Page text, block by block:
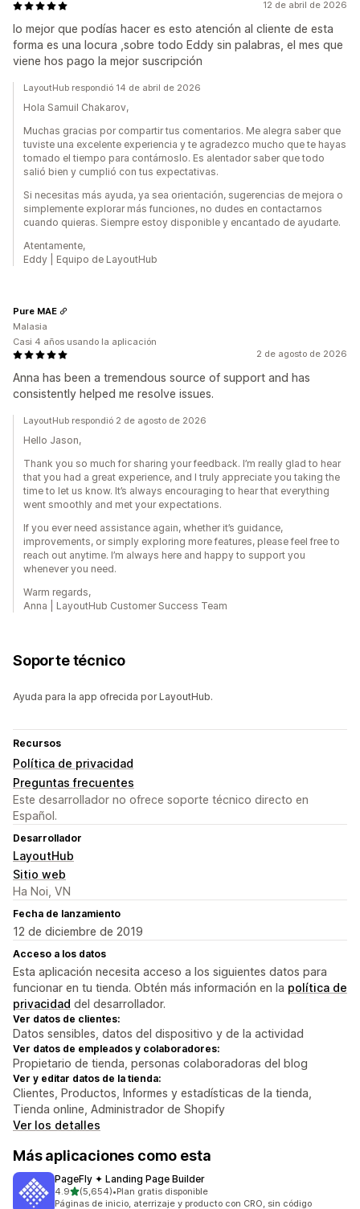
12 de abril de 2026
lo mejor que podías hacer es esto atención al cliente de esta
forma es una locura ,sobre todo Eddy sin palabras, el mes que
viene hos pago la mejor suscripción
LayoutHub respondió 14 de abril de 2026
Hola Samuil Chakarov,
Muchas gracias por compartir tus comentarios. Me alegra saber que
tuviste una excelente experiencia y te agradezco mucho que te hayas
tomado el tiempo para contárnoslo. Es alentador saber que todo
salió bien y cumplió con tus expectativas.
Si necesitas más ayuda, ya sea orientación, sugerencias de mejora o
simplemente explorar más funciones, no dudes en contactarnos
cuando quieras. Siempre estoy disponible y encantado de ayudarte.
Atentamente,
Eddy | Equipo de LayoutHub
2 de agosto de 2026
Anna has been a tremendous source of support and has
consistently helped me resolve issues.
Pure MAE
Malasia
Casi 4 años usando la aplicación
LayoutHub respondió 2 de agosto de 2026
Hello Jason,
Thank you so much for sharing your feedback. I’m really glad to hear
that you had a great experience, and I truly appreciate you taking the
time to let us know. It’s always encouraging to hear that everything
went smoothly and met your expectations.
If you ever need assistance again, whether it’s guidance,
improvements, or simply exploring more features, please feel free to
reach out anytime. I’m always here and happy to support you
whenever you need.
Warm regards,
Anna | LayoutHub Customer Success Team
Soporte técnico
Ayuda para la app ofrecida por LayoutHub.
Recursos
Política de privacidad
Preguntas frecuentes
Este desarrollador no ofrece soporte técnico directo en
Español.
Desarrollador
LayoutHub
Sitio web
Ha Noi, VN
Fecha de lanzamiento
12 de diciembre de 2019
Acceso a los datos
Esta aplicación necesita acceso a los siguientes datos para
funcionar en tu tienda. Obtén más información en la política de
privacidad del desarrollador.
Ver datos de clientes:
Datos sensibles, datos del dispositivo y de la actividad
Ver datos de empleados y colaboradores:
Propietario de tienda, personas colaboradoras del blog
Ver y editar datos de la tienda:
Clientes, Productos, Informes y estadísticas de la tienda,
Tienda online, Administrador de Shopify
Ver los detalles
Más aplicaciones como esta
PageFly ✦ Landing Page Builder
4.9de 5 estrellas
(5,654)
5654 reseñas en total
•Plan gratis disponible
Páginas de inicio, aterrizaje y producto con CRO, sin código